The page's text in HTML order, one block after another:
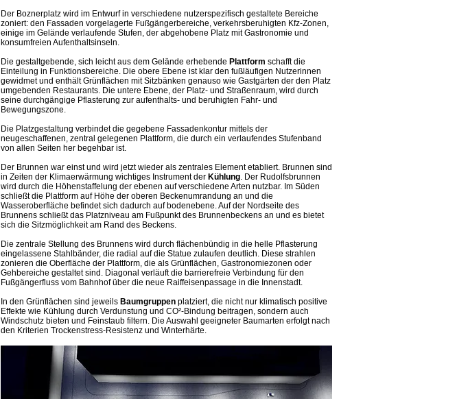
Der Boznerplatz wird im Entwurf in verschiedene nutzerspezifisch gestaltete Bereiche
zoniert: den Fassaden vorgelagerte Fußgängerbereiche, verkehrsberuhigten Kfz-Zonen,
einige im Gelände verlaufende Stufen, der abgehobene Platz mit Gastronomie und
konsumfreien Aufenthaltsinseln.
Die gestaltgebende, sich leicht aus dem Gelände erhebende Plattform schafft die
Einteilung in Funktionsbereiche. Die obere Ebene ist klar den fußläufigen Nutzerinnen
gewidmet und enthält Grünflächen mit Sitzbänken genauso wie Gastgärten der den Platz
umgebenden Restaurants. Die untere Ebene, der Platz- und Straßenraum, wird durch
seine durchgängige Pflasterung zur aufenthalts- und beruhigten Fahr- und
Bewegungszone.
Die Platzgestaltung verbindet die gegebene Fassadenkontur mittels der
neugeschaffenen, zentral gelegenen Plattform, die durch ein verlaufendes Stufenband
von allen Seiten her begehbar ist.
Der Brunnen war einst und wird jetzt wieder als zentrales Element etabliert. Brunnen sind
in Zeiten der Klimaerwärmung wichtiges Instrument der Kühlung. Der Rudolfsbrunnen
wird durch die Höhenstaffelung der ebenen auf verschiedene Arten nutzbar. Im Süden
schließt die Plattform auf Höhe der oberen Beckenumrandung an und die
Wasseroberfläche befindet sich dadurch auf bodenebene. Auf der Nordseite des
Brunnens schließt das Platzniveau am Fußpunkt des Brunnenbeckens an und es bietet
sich die Sitzmöglichkeit am Rand des Beckens.
Die zentrale Stellung des Brunnens wird durch flächenbündig in die helle Pflasterung
eingelassene Stahlbänder, die radial auf die Statue zulaufen deutlich. Diese strahlen
zonieren die Oberfläche der Plattform, die als Grünflächen, Gastronomiezonen oder
Gehbereiche gestaltet sind. Diagonal verläuft die barrierefreie Verbindung für den
Fußgängerfluss vom Bahnhof über die neue Raiffeisenpassage in die Innenstadt.
In den Grünflächen sind jeweils Baumgruppen platziert, die nicht nur klimatisch positive
Effekte wie Kühlung durch Verdunstung und CO²-Bindung beitragen, sondern auch
Windschutz bieten und Feinstaub filtern. Die Auswahl geeigneter Baumarten erfolgt nach
den Kriterien Trockenstress-Resistenz und Winterhärte.